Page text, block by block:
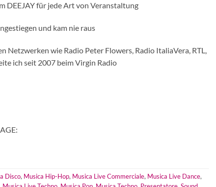
DEEJAY für jede Art von Veranstaltung
und kam nie raus
Netzwerken wie Radio Peter Flowers, Radio ItaliaVera, RTL,
ich seit 2007 beim Virgin Radio
Disco, Musica Hip-Hop, Musica Live Commerciale, Musica Live Dance,